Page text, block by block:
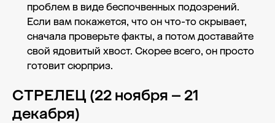
проблем в виде беспочвенных подозрений.
Если вам покажется, что он что-то скрывает,
сначала проверьте факты, а потом доставайте
свой ядовитый хвост. Скорее всего, он просто
готовит сюрприз.
СТРЕЛЕЦ (22 ноября – 21
декабря)